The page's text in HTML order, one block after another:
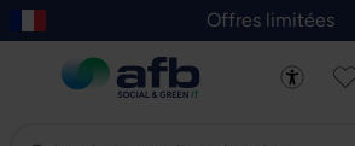
au contenu principal
Skip to B2B platform navigation
Offres limitées